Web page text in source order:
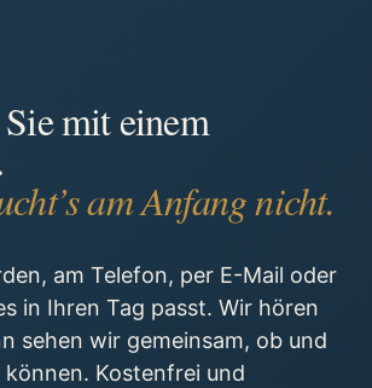
mit einem
am Anfang nicht.
am Telefon, per E-Mail oder
in Ihren Tag passt. Wir hören
sehen wir gemeinsam, ob und
Kostenfrei und